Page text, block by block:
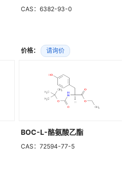
CAS：6382-93-0
价格： 请询价
BOC-L-酪氨酸乙酯
CAS：72594-77-5